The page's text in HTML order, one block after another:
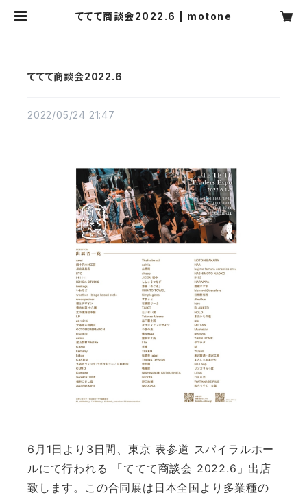
ててて商談会2022.6 | motone
ててて商談会2022.6
2022/05/24 21:47
6月1日より3日間、東京 表参道 スパイラルホー
ルにて行われる 「ててて商談会 2022.6」出店
致します。 この合同展は日本全国より多業種の